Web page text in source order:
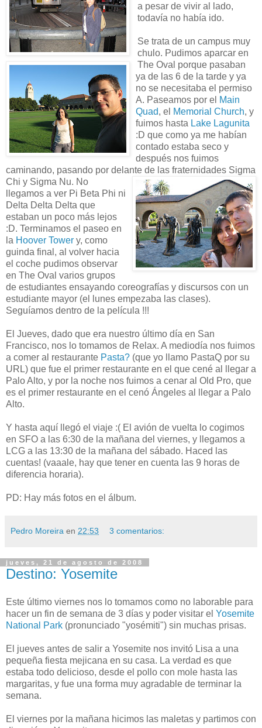
a pesar de vivir al lado,
todavía no había ido.
Se trata de un campus muy
chulo. Pudimos aparcar en
The Oval porque pasaban
ya de las 6 de la tarde y ya
no se necesitaba el permiso
A. Paseamos por el Main
Quad, el Memorial Church, y
fuimos hasta Lake Lagunita
:D que como ya me habían
contado estaba seco y
después nos fuimos
caminando, pasando por delante de las fraternidades Sigma
Chi y Sigma Nu. No
llegamos a ver Pi Beta Phi ni
Delta Delta Delta que
estaban un poco más lejos
:D. Terminamos el paseo en
la Hoover Tower y, como
guinda final, al volver hacia
el coche pudimos observar
en The Oval varios grupos
de estudiantes ensayando coreografías y discursos con un
estudiante mayor (el lunes empezaba las clases).
Seguíamos dentro de la película !!!
El Jueves, dado que era nuestro último día en San
Francisco, nos lo tomamos de Relax. A mediodía nos fuimos
a comer al restaurante Pasta? (que yo llamo PastaQ por su
URL) que fue el primer restaurante en el que cené al llegar a
Palo Alto, y por la noche nos fuimos a cenar al Old Pro, que
es el primer restaurante en el cenó Ángeles al llegar a Palo
Alto.
Y hasta aquí llegó el viaje :( El avión de vuelta lo cogimos
en SFO a las 6:30 de la mañana del viernes, y llegamos a
LCG a las 13:30 de la mañana del sábado. Haced las
cuentas! (vaaale, hay que tener en cuenta las 9 horas de
diferencia horaria).
PD: Hay más fotos en el álbum.
Pedro Moreira en 22:53 3 comentarios:
jueves, 21 de agosto de 2008
Destino: Yosemite
Este último viernes nos lo tomamos como no laborable para
hacer un fin de semana de 3 días y poder visitar el Yosemite
National Park (pronunciado "yosémiti") sin muchas prisas.
El jueves antes de salir a Yosemite nos invitó Lisa a una
pequeña fiesta mejicana en su casa. La verdad es que
estaba todo delicioso, desde el pollo con mole hasta las
margaritas, y fue una forma muy agradable de terminar la
semana.
El viernes por la mañana hicimos las maletas y partimos con